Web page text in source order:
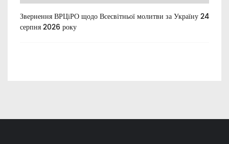
Звернення ВРЦіРО щодо Всесвітньої молитви за Україну 24
серпня 2026 року